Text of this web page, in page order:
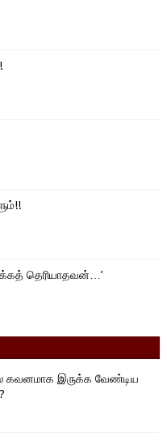
தெரியாதவன்…’
கவனமாக இருக்க வேண்டிய